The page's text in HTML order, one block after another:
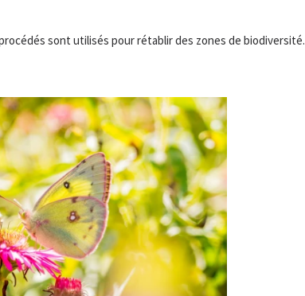
sont utilisés pour rétablir des zones de biodiversité.